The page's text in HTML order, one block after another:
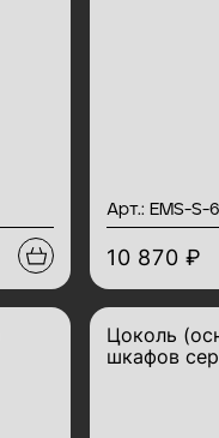
Арт.: EMS-S-
10 870 ₽
Цоколь
шкафов